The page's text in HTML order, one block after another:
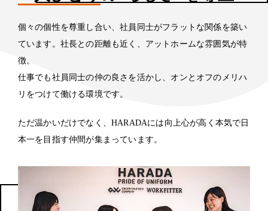
個々の個性を尊重し合い、社員同士がフラットな関係を築い
ています。社長との距離も近く、アットホームな雰囲気が特
徴。
仕事でも社員同士の仲の良さを活かし、オンとオフのメリハ
リをつけて働ける環境です。
ただ温かいだけでなく、HARADAには向上心が高く本気で日
本一を目指す仲間が集まっています。